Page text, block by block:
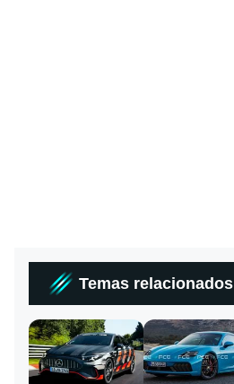
Temas relacionados